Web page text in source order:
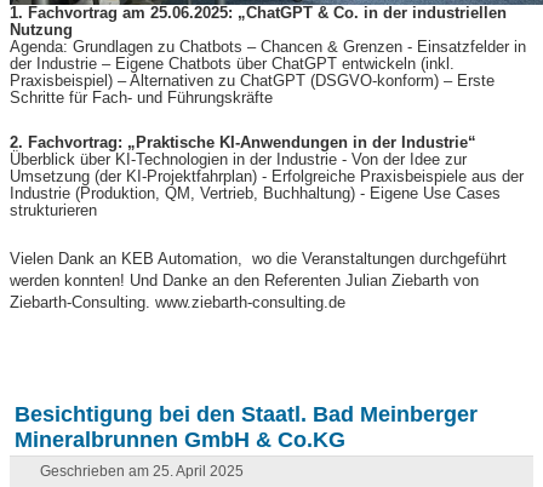
1. Fachvortrag am 25.06.2025: „ChatGPT & Co. in der industriellen
Nutzung
Agenda: Grundlagen zu Chatbots – Chancen & Grenzen - Einsatzfelder in
der Industrie – Eigene Chatbots über ChatGPT entwickeln (inkl.
Praxisbeispiel) – Alternativen zu ChatGPT (DSGVO-konform) – Erste
Schritte für Fach- und Führungskräfte
2. Fachvortrag: „Praktische KI-Anwendungen in der Industrie“
Überblick über KI-Technologien in der Industrie - Von der Idee zur
Umsetzung (der KI-Projektfahrplan) - Erfolgreiche Praxisbeispiele aus der
Industrie (Produktion, QM, Vertrieb, Buchhaltung) - Eigene Use Cases
strukturieren
Vielen Dank an KEB Automation, wo die Veranstaltungen durchgeführt
werden konnten! Und Danke an den Referenten Julian Ziebarth von
Ziebarth-Consulting. www.ziebarth-consulting.de
Besichtigung bei den Staatl. Bad Meinberger
Mineralbrunnen GmbH & Co.KG
Geschrieben am 25. April 2025